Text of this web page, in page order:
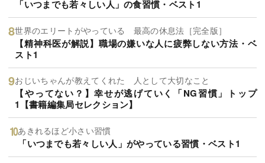
「いつまでも若々しい人」の食習慣・ベスト1
世界のエリートがやっている 最高の休息法［完全版］
【精神科医が解説】職場の嫌いな人に疲弊しない方法・ベ
スト1
おじいちゃんが教えてくれた 人として大切なこと
【やってない？】幸せが逃げていく「NG習慣」トップ
1【書籍編集局セレクション】
あきれるほど小さい習慣
「いつまでも若々しい人」がやっている習慣・ベスト1